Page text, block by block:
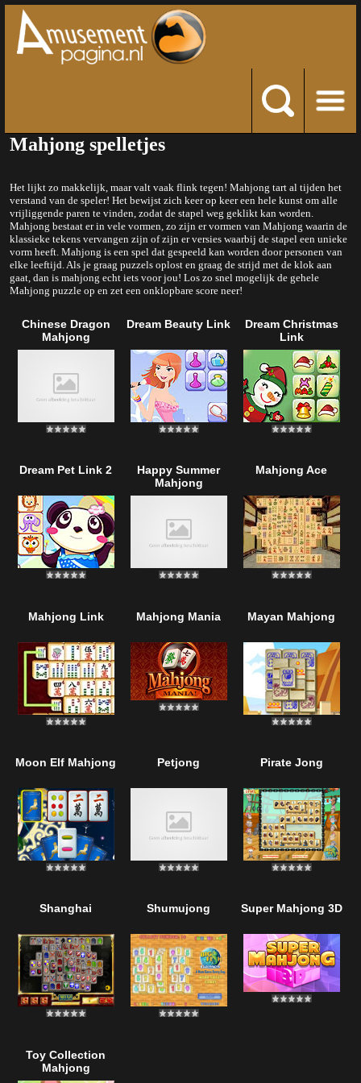
Mahjong spelletjes
Het lijkt zo makkelijk, maar valt vaak flink tegen! Mahjong tart al tijden het
verstand van de speler! Het bewijst zich keer op keer een hele kunst om alle
vrijliggende paren te vinden, zodat de stapel weg geklikt kan worden.
Mahjong bestaat er in vele vormen, zo zijn er vormen van Mahjong waarin de
klassieke tekens vervangen zijn of zijn er versies waarbij de stapel een unieke
vorm heeft. Mahjong is een spel dat gespeeld kan worden door personen van
elke leeftijd. Als je graag puzzels oplost en graag de strijd met de klok aan
gaat, dan is mahjong echt iets voor jou! Los zo snel mogelijk de gehele
Mahjong puzzle op en zet een onklopbare score neer!
Chinese Dragon
Mahjong
Dream Beauty Link
Dream Christmas
Link
Dream Pet Link 2
Happy Summer
Mahjong
Mahjong Ace
Mahjong Link Mahjong Mania Mayan Mahjong
Moon Elf Mahjong Petjong Pirate Jong
Shanghai Shumujong Super Mahjong 3D
Toy Collection
Mahjong